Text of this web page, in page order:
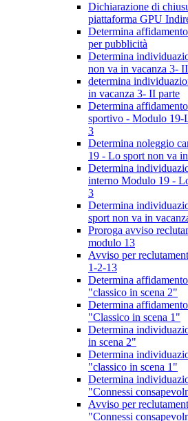
Dichiarazione di
piattaforma GPU
Determina
per pubblicità
Determina
non va in vacanza 3-
determina
in vacanza 3- II parte
Determina
sportivo - Modulo 19-
3
Determina noleggio
19 - Lo sport non va
Determina
interno Modulo 19 -
3
Determina
sport non va in
Proroga avviso
modulo 13
Avviso per
1-2-13
Determina
"classico in scena 2"
Determina
"Classico in scena 1"
Determina
in scena 2"
Determina
"classico in scena 1"
Determina
"Connessi
Avviso per
"Connessi